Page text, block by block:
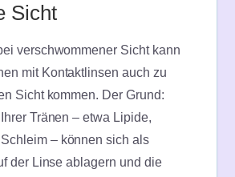
Sicht
verschwommener Sicht kann
mit Kontaktlinsen auch zu
Sicht kommen. Der Grund:
Tränen – etwa Lipide,
– können sich als
der Linse ablagern und die